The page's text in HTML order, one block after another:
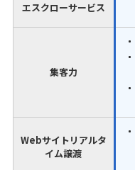
エスクローサービス
集客力
Webサイトリアルタ
イム譲渡